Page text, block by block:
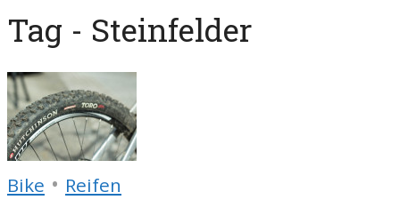
Tag - Steinfelder
Bike • Reifen